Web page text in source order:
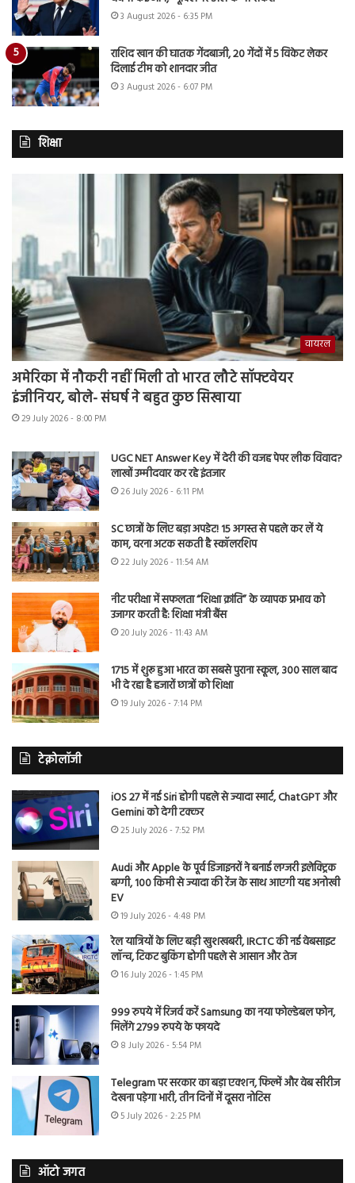
3 August 2026 - 6:35 PM
राशिद खान की घातक गेंदबाजी, 20 गेंदों में 5 विकेट लेकर
दिलाई टीम को शानदार जीत
3 August 2026 - 6:07 PM
शिक्षा
वायरल
अमेरिका में नौकरी नहीं मिली तो भारत लौटे सॉफ्टवेयर
इंजीनियर, बोले- संघर्ष ने बहुत कुछ सिखाया
29 July 2026 - 8:00 PM
UGC NET Answer Key में देरी की वजह पेपर लीक विवाद?
लाखों उम्मीदवार कर रहे इंतजार
26 July 2026 - 6:11 PM
SC छात्रों के लिए बड़ा अपडेट! 15 अगस्त से पहले कर लें ये
काम, वरना अटक सकती है स्कॉलरशिप
22 July 2026 - 11:54 AM
नीट परीक्षा में सफलता “शिक्षा क्रांति” के व्यापक प्रभाव को
उजागर करती है: शिक्षा मंत्री बैंस
20 July 2026 - 11:43 AM
1715 में शुरू हुआ भारत का सबसे पुराना स्कूल, 300 साल बाद
भी दे रहा है हजारों छात्रों को शिक्षा
19 July 2026 - 7:14 PM
टेक्नोलॉजी
iOS 27 में नई Siri होगी पहले से ज्यादा स्मार्ट, ChatGPT और
Gemini को देगी टक्कर
25 July 2026 - 7:52 PM
Audi और Apple के पूर्व डिजाइनरों ने बनाई लग्जरी इलेक्ट्रिक
बग्गी, 100 किमी से ज्यादा की रेंज के साथ आएगी यह अनोखी
EV
19 July 2026 - 4:48 PM
रेल यात्रियों के लिए बड़ी खुशखबरी, IRCTC की नई वेबसाइट
लॉन्च, टिकट बुकिंग होगी पहले से आसान और तेज
16 July 2026 - 1:45 PM
999 रुपये में रिजर्व करें Samsung का नया फोल्डेबल फोन,
मिलेंगे 2799 रुपये के फायदे
8 July 2026 - 5:54 PM
Telegram पर सरकार का बड़ा एक्शन, फिल्में और वेब सीरीज
देखना पड़ेगा भारी, तीन दिनों में दूसरा नोटिस
5 July 2026 - 2:25 PM
ऑटो जगत